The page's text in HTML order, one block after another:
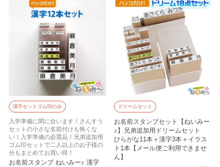
漢字セットゴム印のみ
入学準備に間に合います！さんすう
セットの小さな名前付けも怖くな
い！入学準備の必需品！兄弟追加用
ゴム印セットで二人以上のお子様の
分もまとめてお買い得！
お名前スタンプ ねいみー♪ 漢字
ドリームセット
お名前スタンプセット【ねいみー
♪】兄弟追加用ドリームセット
ひらがな11本＋漢字3本＋イラス
ト1本【メール便ご利用できませ
ん】